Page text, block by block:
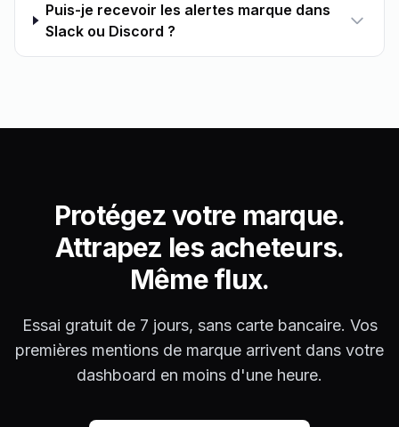
Puis-je recevoir les alertes marque dans
Slack ou Discord ?
Protégez votre marque.
Attrapez les acheteurs.
Même flux.
Essai gratuit de 7 jours, sans carte bancaire. Vos
premières mentions de marque arrivent dans votre
dashboard en moins d'une heure.